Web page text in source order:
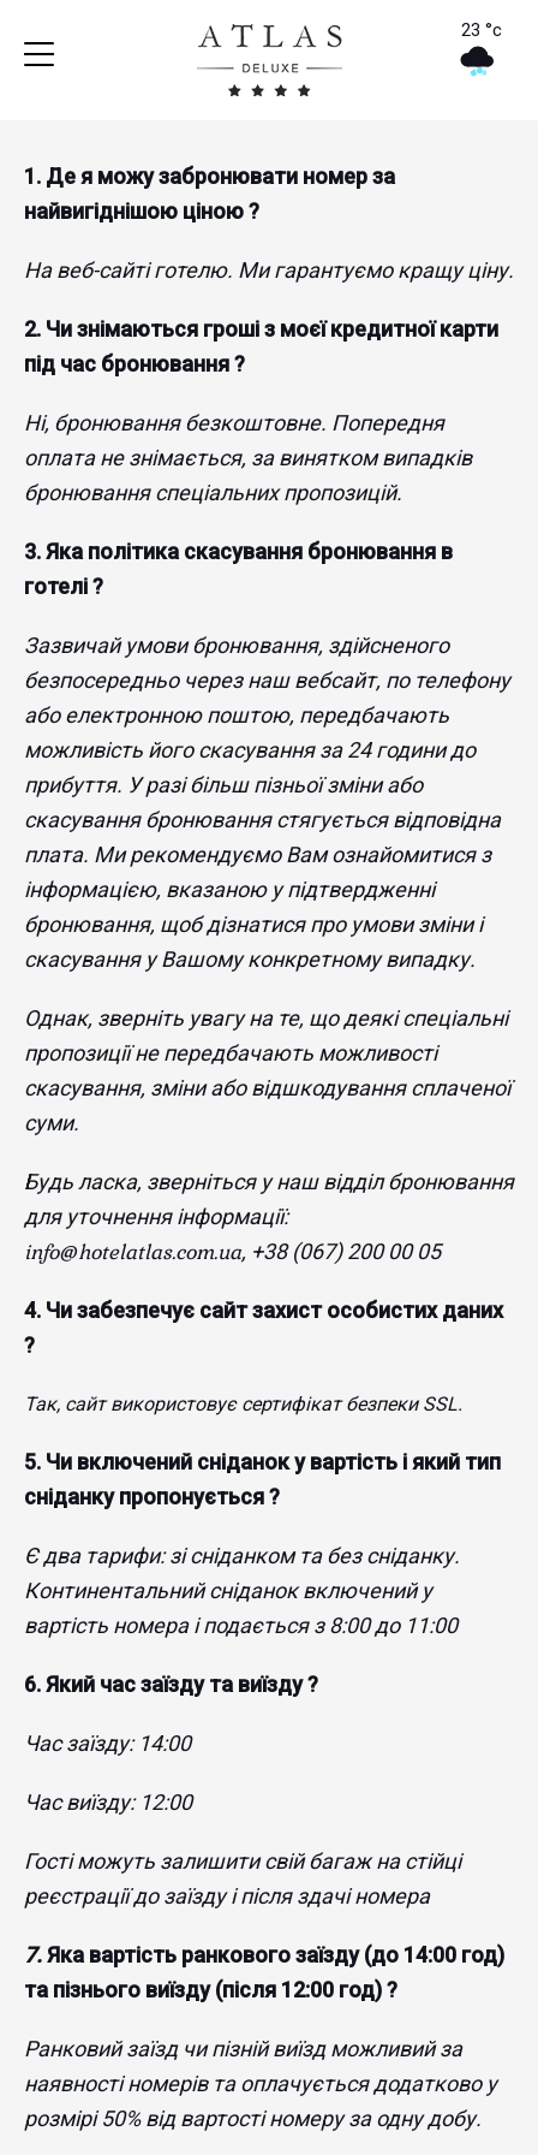
23 °c
1. Де я можу забронювати номер за
найвигіднішою ціною ?
На веб-сайті готелю. Ми гарантуємо кращу ціну.
2. Чи знімаються гроші з моєї кредитної карти
під час бронювання ?
Ні, бронювання безкоштовне. Попередня
оплата не знімається, за винятком випадків
бронювання спеціальних пропозицій.
3. ​Яка політика скасування бронювання в
готелі ?
Зазвичай умови бронювання, здійсненого
безпосередньо через наш вебсайт, по телефону
або електронною поштою, передбачають
можливість його скасування за 24 години до
прибуття. У разі більш пізньої зміни або
скасування бронювання стягується відповідна
плата. Ми рекомендуємо Вам ознайомитися з
інформацією, вказаною у підтвердженні
бронювання, щоб дізнатися про умови зміни і
скасування у Вашому конкретному випадку.
Однак, зверніть увагу на те, що деякі спеціальні
пропозиції не передбачають можливості
скасування, зміни або відшкодування сплаченої
суми.
Будь ласка, зверніться у наш відділ бронювання
для уточнення інформації:
info@hotelatlas.com.ua, +38 (067) 200 00 05
4. Чи забезпечує сайт захист особистих даних
?
Так, сайт використовує сертифікат безпеки SSL.
5. Чи включений сніданок у вартість і який тип
сніданку пропонується ?
Є два тарифи: зі сніданком та без сніданку.
Континентальний сніданок включений у
вартість номера і подається з 8:00 до 11:00
6. Який час заїзду та виїзду ?
Час заїзду: 14:00
Час виїзду: 12:00
Гості можуть залишити свій багаж на стійці
реєстрації до заїзду і після здачі номера
7.Яка вартість ранкового заїзду (до 14:00 год)
та пізнього виїзду (після 12:00 год) ?
Ранковий заїзд чи пізній виїзд можливий за
наявності номерів та оплачується додатково у
розмірі 50% від вартості номеру за одну добу.